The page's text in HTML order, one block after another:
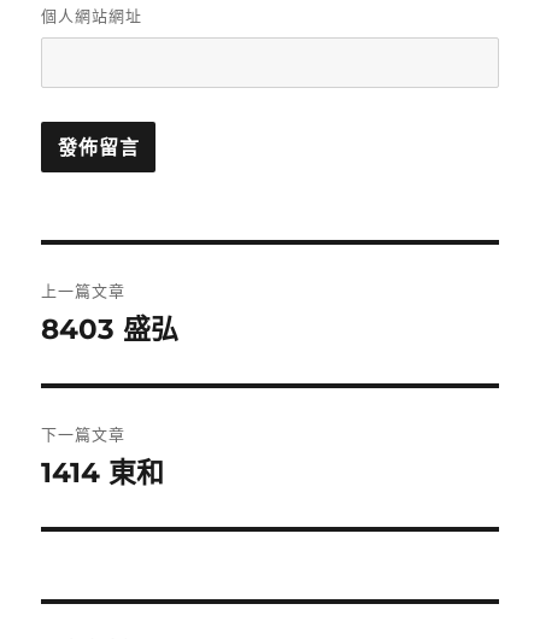
個人網站網址
章
覽
上一篇文章
上
篇
文
章:
8403 盛弘
下一篇文章
下
篇
章:
1414 東和